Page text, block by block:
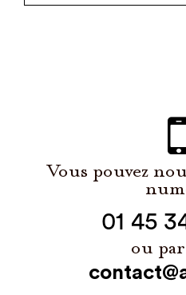
Vous pouvez
01 45
ou